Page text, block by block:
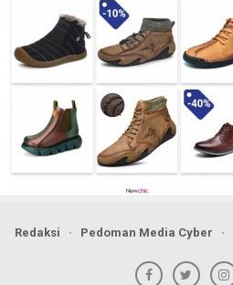
Redaksi Pedoman Media Cyber